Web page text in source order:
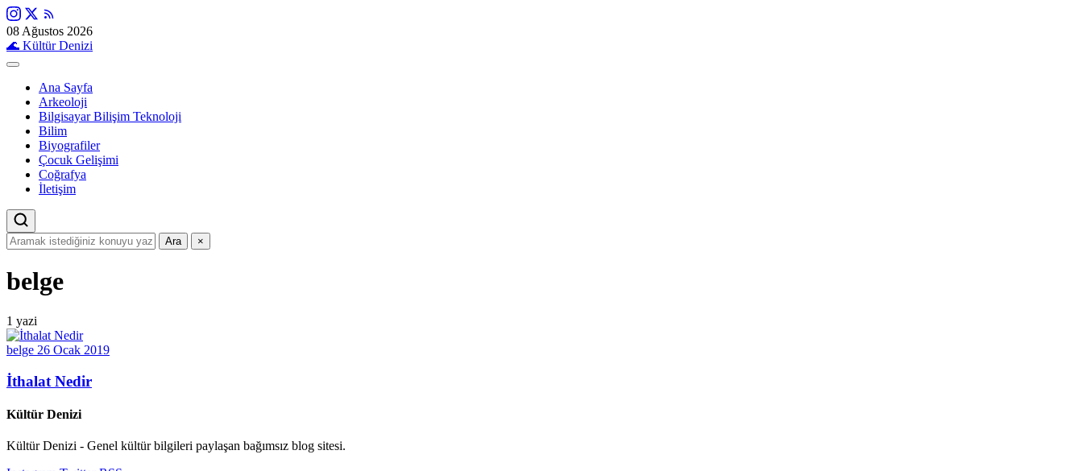
08 Ağustos 2026
🌊 Kültür Denizi
Ana Sayfa
Arkeoloji
Bilgisayar Bilişim Teknoloji
Bilim
Biyografiler
Çocuk Gelişimi
Coğrafya
İletişim
Ara ×
belge
1 yazi
belge 26 Ocak 2019
İthalat Nedir
Kültür Denizi
Kültür Denizi - Genel kültür bilgileri paylaşan bağımsız blog sitesi.